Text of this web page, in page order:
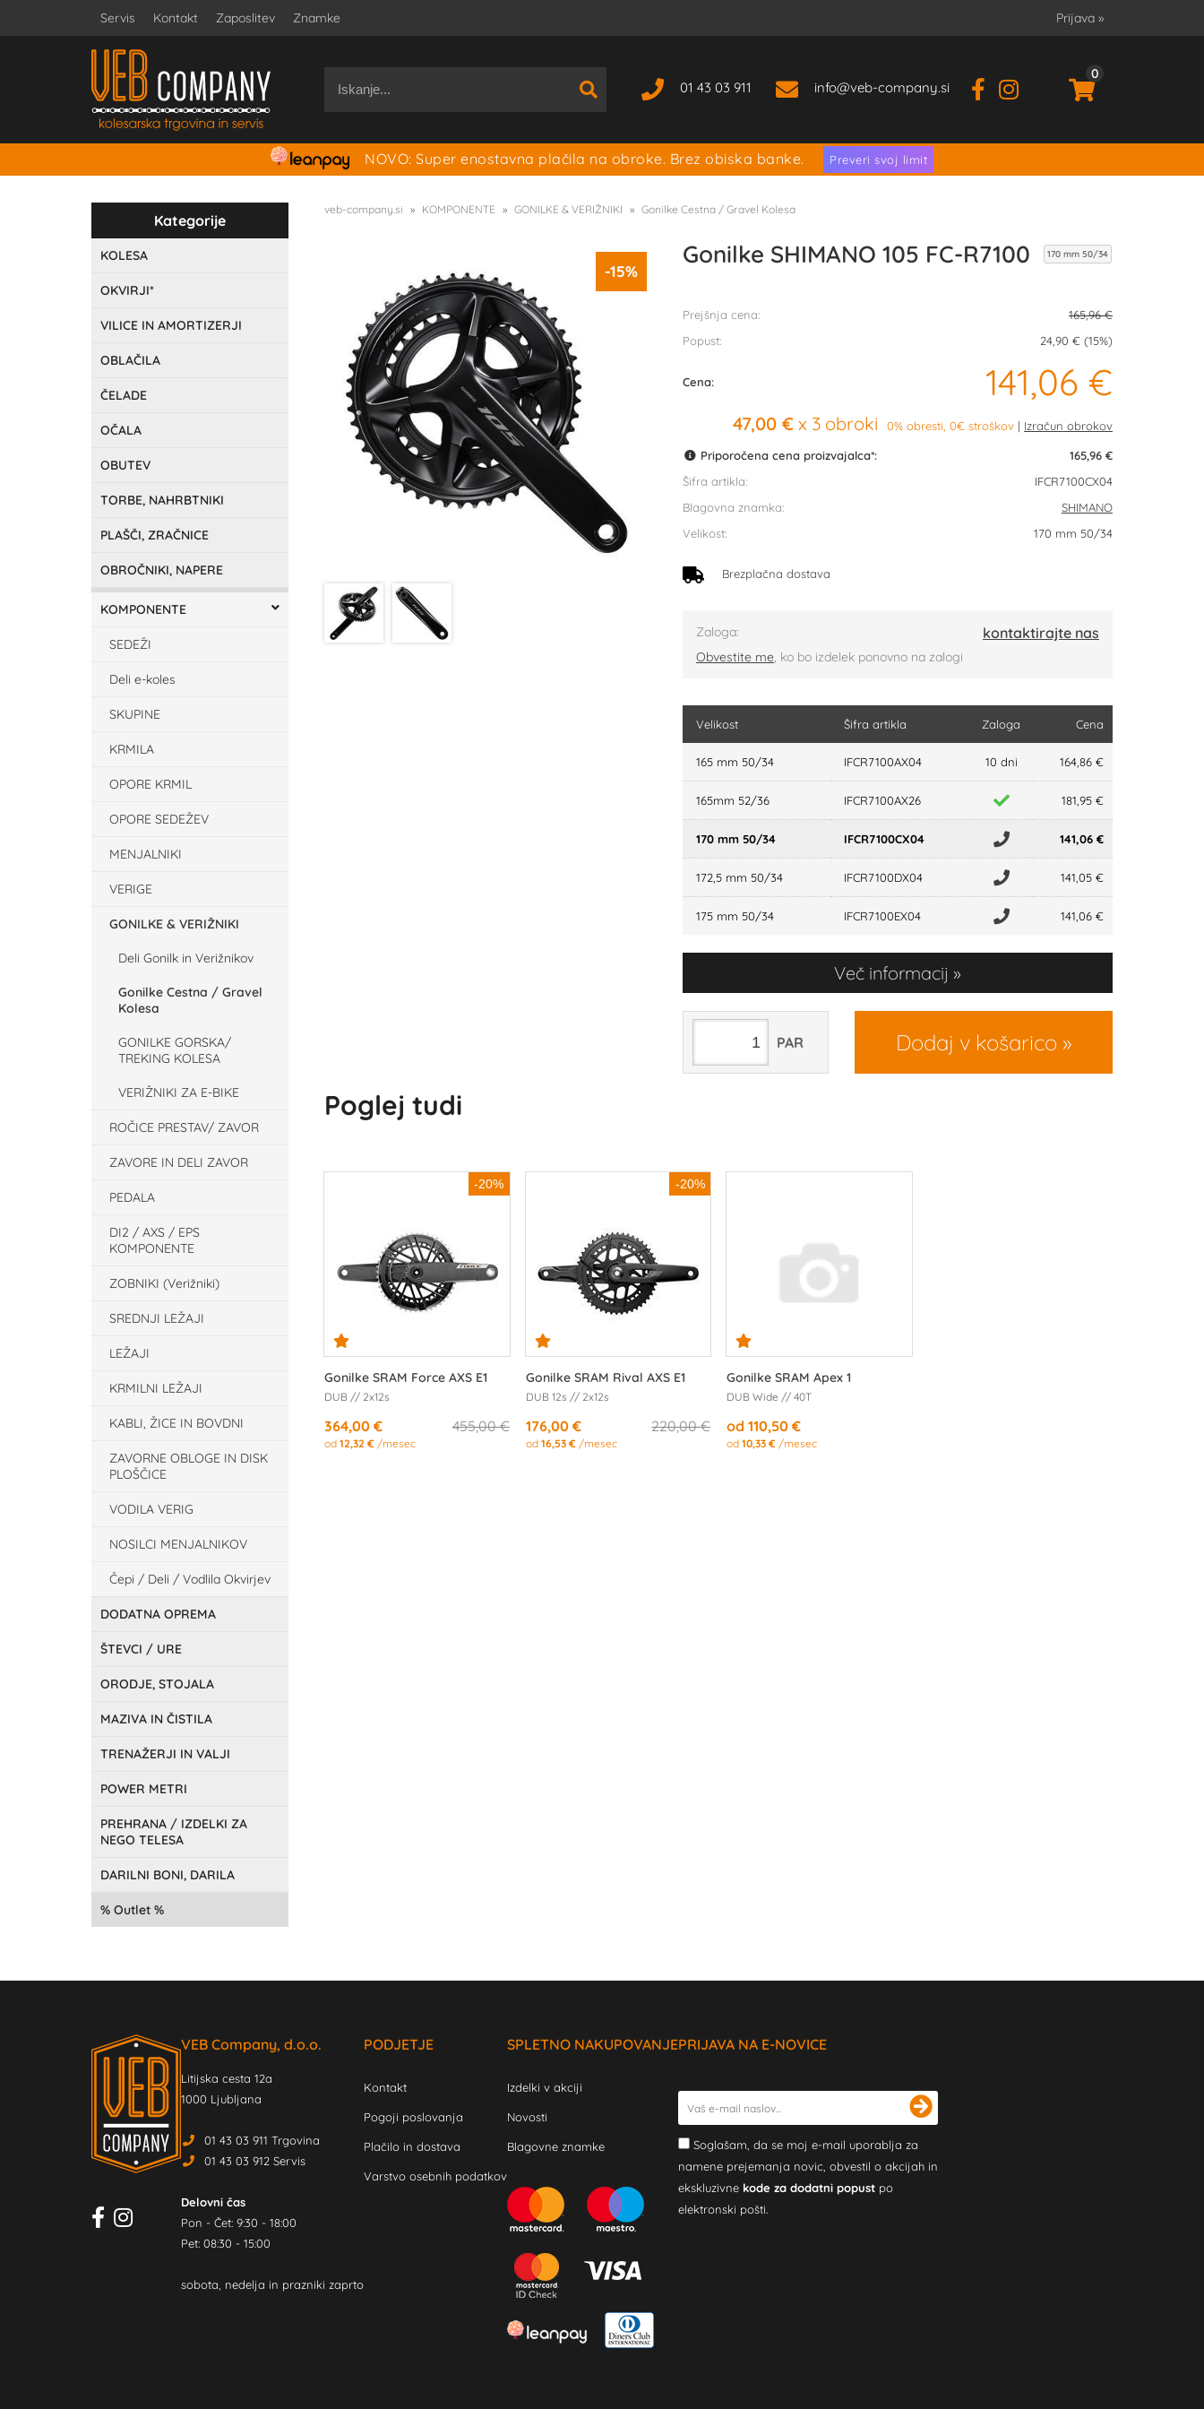
Servis Kontakt Zaposlitev Znamke Prijava »
01 43 03 911 info veb-company.si
0
NOVO: Super enostavna plačila na obroke. Brez obiska banke. Preveri svoj limit
Kategorije
KOLESA
OKVIRJI*
VILICE IN AMORTIZERJI
OBLAČILA
ČELADE
OČALA
OBUTEV
TORBE, NAHRBTNIKI
PLAŠČI, ZRAČNICE
OBROČNIKI, NAPERE
KOMPONENTE
SEDEŽI
Deli e-koles
SKUPINE
KRMILA
OPORE KRMIL
OPORE SEDEŽEV
MENJALNIKI
VERIGE
GONILKE & VERIŽNIKI
Deli Gonilk in Verižnikov
Gonilke Cestna / Gravel
Kolesa
GONILKE GORSKA/
TREKING KOLESA
VERIŽNIKI ZA E-BIKE
ROČICE PRESTAV/ ZAVOR
ZAVORE IN DELI ZAVOR
PEDALA
DI2 / AXS / EPS
KOMPONENTE
ZOBNIKI (Verižniki)
SREDNJI LEŽAJI
LEŽAJI
KRMILNI LEŽAJI
KABLI, ŽICE IN BOVDNI
ZAVORNE OBLOGE IN DISK
PLOŠČICE
VODILA VERIG
NOSILCI MENJALNIKOV
Čepi / Deli / Vodlila Okvirjev
DODATNA OPREMA
ŠTEVCI / URE
ORODJE, STOJALA
MAZIVA IN ČISTILA
TRENAŽERJI IN VALJI
POWER METRI
PREHRANA / IZDELKI ZA
NEGO TELESA
DARILNI BONI, DARILA
Outlet
veb-company.si KOMPONENTE GONILKE & VERIŽNIKI Gonilke Cestna / Gravel Kolesa
Gonilke SHIMANO 105 FC-R7100 170 mm 50/34
-15%
Prejšnja cena:
165,96 €
Popust:
24,90 € (15%)
Cena: 141,06 €
47,00 € x 3 obroki 0% obresti, 0€ stroškov
Priporočena cena proizvajalca*:
165,96 €
Šifra artikla:
IFCR7100CX04
Blagovna znamka:
SHIMANO
Velikost:
170 mm 50/34
Brezplačna dostava
Zaloga: kontaktirajte nas
Obvestite me, ko bo izdelek ponovno na zalogi
Velikost Šifra artikla Zaloga Cena
165 mm 50/34 IFCR7100AX04 10 dni 164,86 €
165mm 52/36 IFCR7100AX26 181,95 €
170 mm 50/34 IFCR7100CX04 141,06 €
172,5 mm 50/34 IFCR7100DX04 141,05 €
175 mm 50/34 IFCR7100EX04 141,06 €
Več informacij
Dodaj v košarico
PAR
Poglej tudi
-20%
Gonilke SRAM Force AXS E1
DUB // 2x12s
455,00 €
364,00 €
od12,32 € /mesec
-20%
Gonilke SRAM Rival AXS E1
DUB 12s // 2x12s
220,00 €
176,00 €
od 16,53 € /mesec
Gonilke SRAM Apex 1
DUB Wide // 40T
od 110,50 €
od10,33 € /mesec
VEB Company, d.o.o.
Litijska cesta 12a
1000 Ljubljana
01 43 03 911 Trgovina
01 43 03 912 Servis
Delovni čas
Pon - Čet: 9:30 - 18:00
Pet: 08:30 - 15:00
sobota, nedelja in prazniki zaprto
PODJETJE
Kontakt
Pogoji poslovanja
Plačilo in dostava
Varstvo osebnih podatkov
SPLETNO NAKUPOVANJE
Izdelki v akciji
Novosti
Blagovne znamke
PRIJAVA NA E-NOVICE
Soglašam, da se moj e-mail uporablja za
namene prejemanja novic, obvestil o akcijah in
ekskluzivne kode za dodatni popust po
elektronski pošti.